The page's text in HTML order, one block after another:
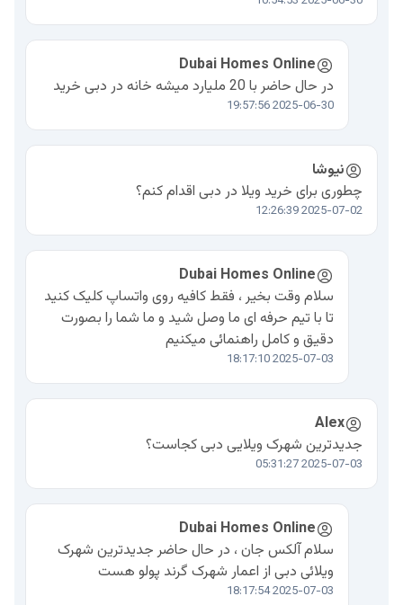
Dubai Homes Online
در حال حاضر با 20 ملیارد میشه خانه در دبی خرید
2025-06-30 19:57:56
نیوشا
چطوری برای خرید ویلا در دبی اقدام کنم؟
2025-07-02 12:26:39
Dubai Homes Online
سلام وقت بخیر ، فقط کافیه روی واتساپ کلیک کنید
تا با تیم حرفه ای ما وصل شید و ما شما را بصورت
دقیق و کامل راهنمائی میکنیم
2025-07-03 18:17:10
Alex
جدیدترین شهرک ویلایی دبی کجاست؟
2025-07-03 05:31:27
Dubai Homes Online
سلام آلکس جان ، در حال حاضر جدیدترین شهرک
ویلائی دبی از اعمار شهرک گرند پولو هست
2025-07-03 18:17:54